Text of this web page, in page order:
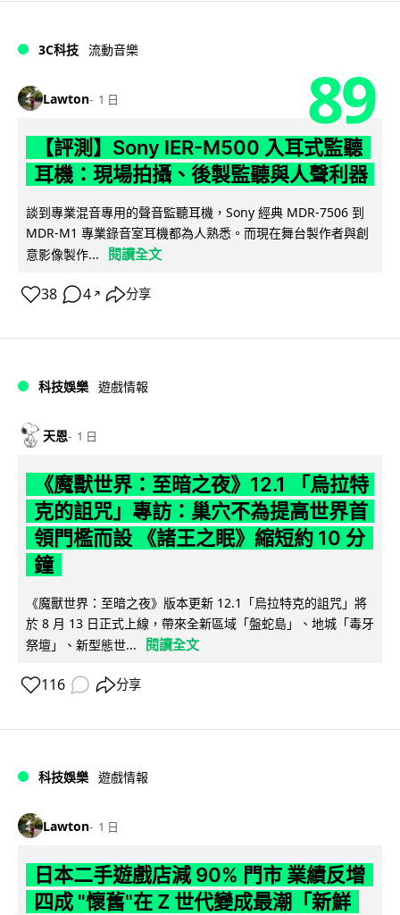
3C科技 流動音樂
Lawton 1 日 89
【評測】Sony IER-M500 入耳式監聽
耳機：現場拍攝、後製監聽與人聲利器
談到專業混音專用的聲音監聽耳機，Sony 經典 MDR-7506 到
MDR-M1 專業錄音室耳機都為人熟悉。而現在舞台製作者與創
意影像製作...
閱讀全文
38 4 ↗ 分享
科技娛樂 遊戲情報
天恩 1 日
《魔獸世界：至暗之夜》12.1 「烏拉特
克的詛咒」專訪：巢穴不為提高世界首
領門檻而設 《諸王之眠》縮短約 10 分
鐘
《魔獸世界：至暗之夜》版本更新 12.1「烏拉特克的詛咒」將
於 8 月 13 日正式上線，帶來全新區域「盤蛇島」、地城「毒牙
祭壇」、新型態世...
閱讀全文
116 分享
科技娛樂 遊戲情報
Lawton 1 日
日本二手遊戲店減 90% 門市 業績反增
四成 "懷舊"在 Z 世代變成最潮「新鮮